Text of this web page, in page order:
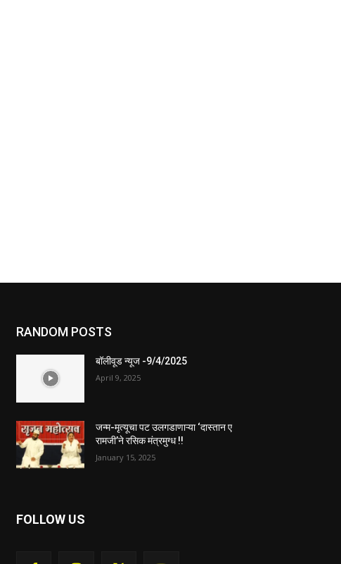
RANDOM POSTS
बॉलीवूड न्यूज -9/4/2025
April 9, 2025
जन्म-मृत्यूचा पट उलगडाणाऱ्या ‌‘दास्तान ए
रामजी‌’ने रसिक मंत्रमुग्ध !!
January 15, 2025
FOLLOW US